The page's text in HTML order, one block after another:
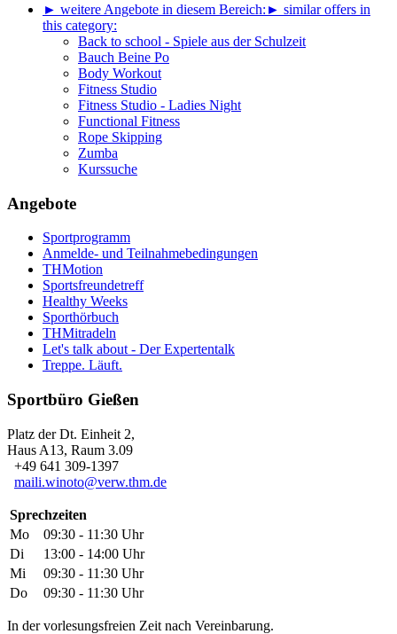
► weitere Angebote in diesem Bereich: ► similar offers in
this category:
Back to school - Spiele aus der Schulzeit
Bauch Beine Po
Body Workout
Fitness Studio
Fitness Studio - Ladies Night
Functional Fitness
Rope Skipping
Zumba
Kurssuche
Angebote
Sportprogramm
Anmelde- und Teilnahmebedingungen
THMotion
Sportsfreundetreff
Healthy Weeks
Sporthörbuch
THMitradeln
Let's talk about - Der Expertentalk
Treppe. Läuft.
Sportbüro Gießen
Platz der Dt. Einheit 2,
Haus A13, Raum 3.09
+49 641 309-1397
maili.winoto@verw.thm.de
Sprechzeiten
Mo
09:30 - 11:30 Uhr
Di
13:00 - 14:00 Uhr
Mi
09:30 - 11:30 Uhr
Do
09:30 - 11:30 Uhr
In der vorlesungsfreien Zeit nach Vereinbarung.